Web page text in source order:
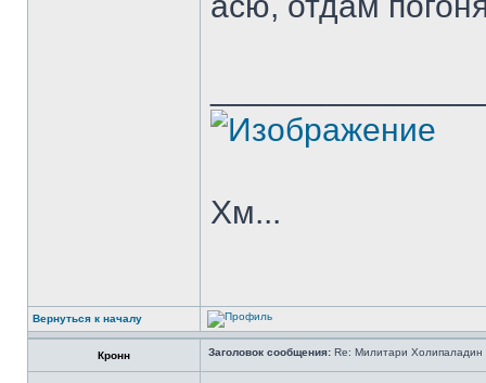
Хм...
Вернуться к началу
Кронн Заголовок сообщения: Re: Милитари Холипаладин